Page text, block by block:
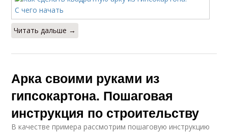
Читать дальше →
Арка своими руками из
гипсокартона. Пошаговая
инструкция по строительству
В качестве примера рассмотрим пошаговую инструкцию